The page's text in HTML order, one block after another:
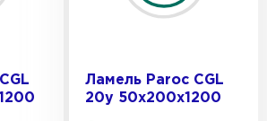
Ламель Paroc CGL
20y 50х200х1200